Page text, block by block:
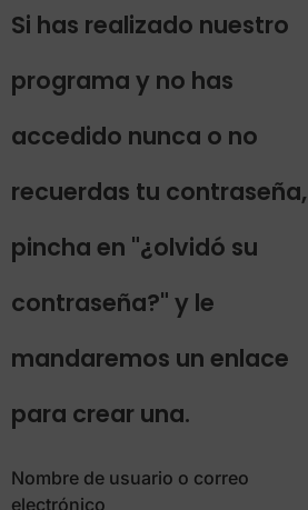
Si has realizado nuestro
programa y no has
accedido nunca o no
recuerdas tu contraseña,
pincha en "¿olvidó su
contraseña?" y le
mandaremos un enlace
para crear una.
Nombre de usuario o correo
electrónico